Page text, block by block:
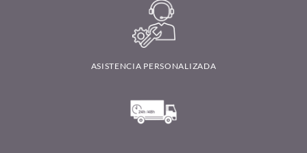
SOBRE NOSOTROS
CONTACTO